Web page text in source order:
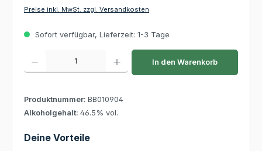
Preise inkl. MwSt. zzgl. Versandkosten
Sofort verfügbar, Lieferzeit: 1-3 Tage
Produkt Anzahl: Gib den gewünschten Wert ein oder benutze die Schaltflächen um
In den Warenkorb
Produktnummer: BB010904
Alkoholgehalt: 46.5% vol.
Deine Vorteile